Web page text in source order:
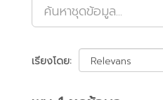
เรียงโดย